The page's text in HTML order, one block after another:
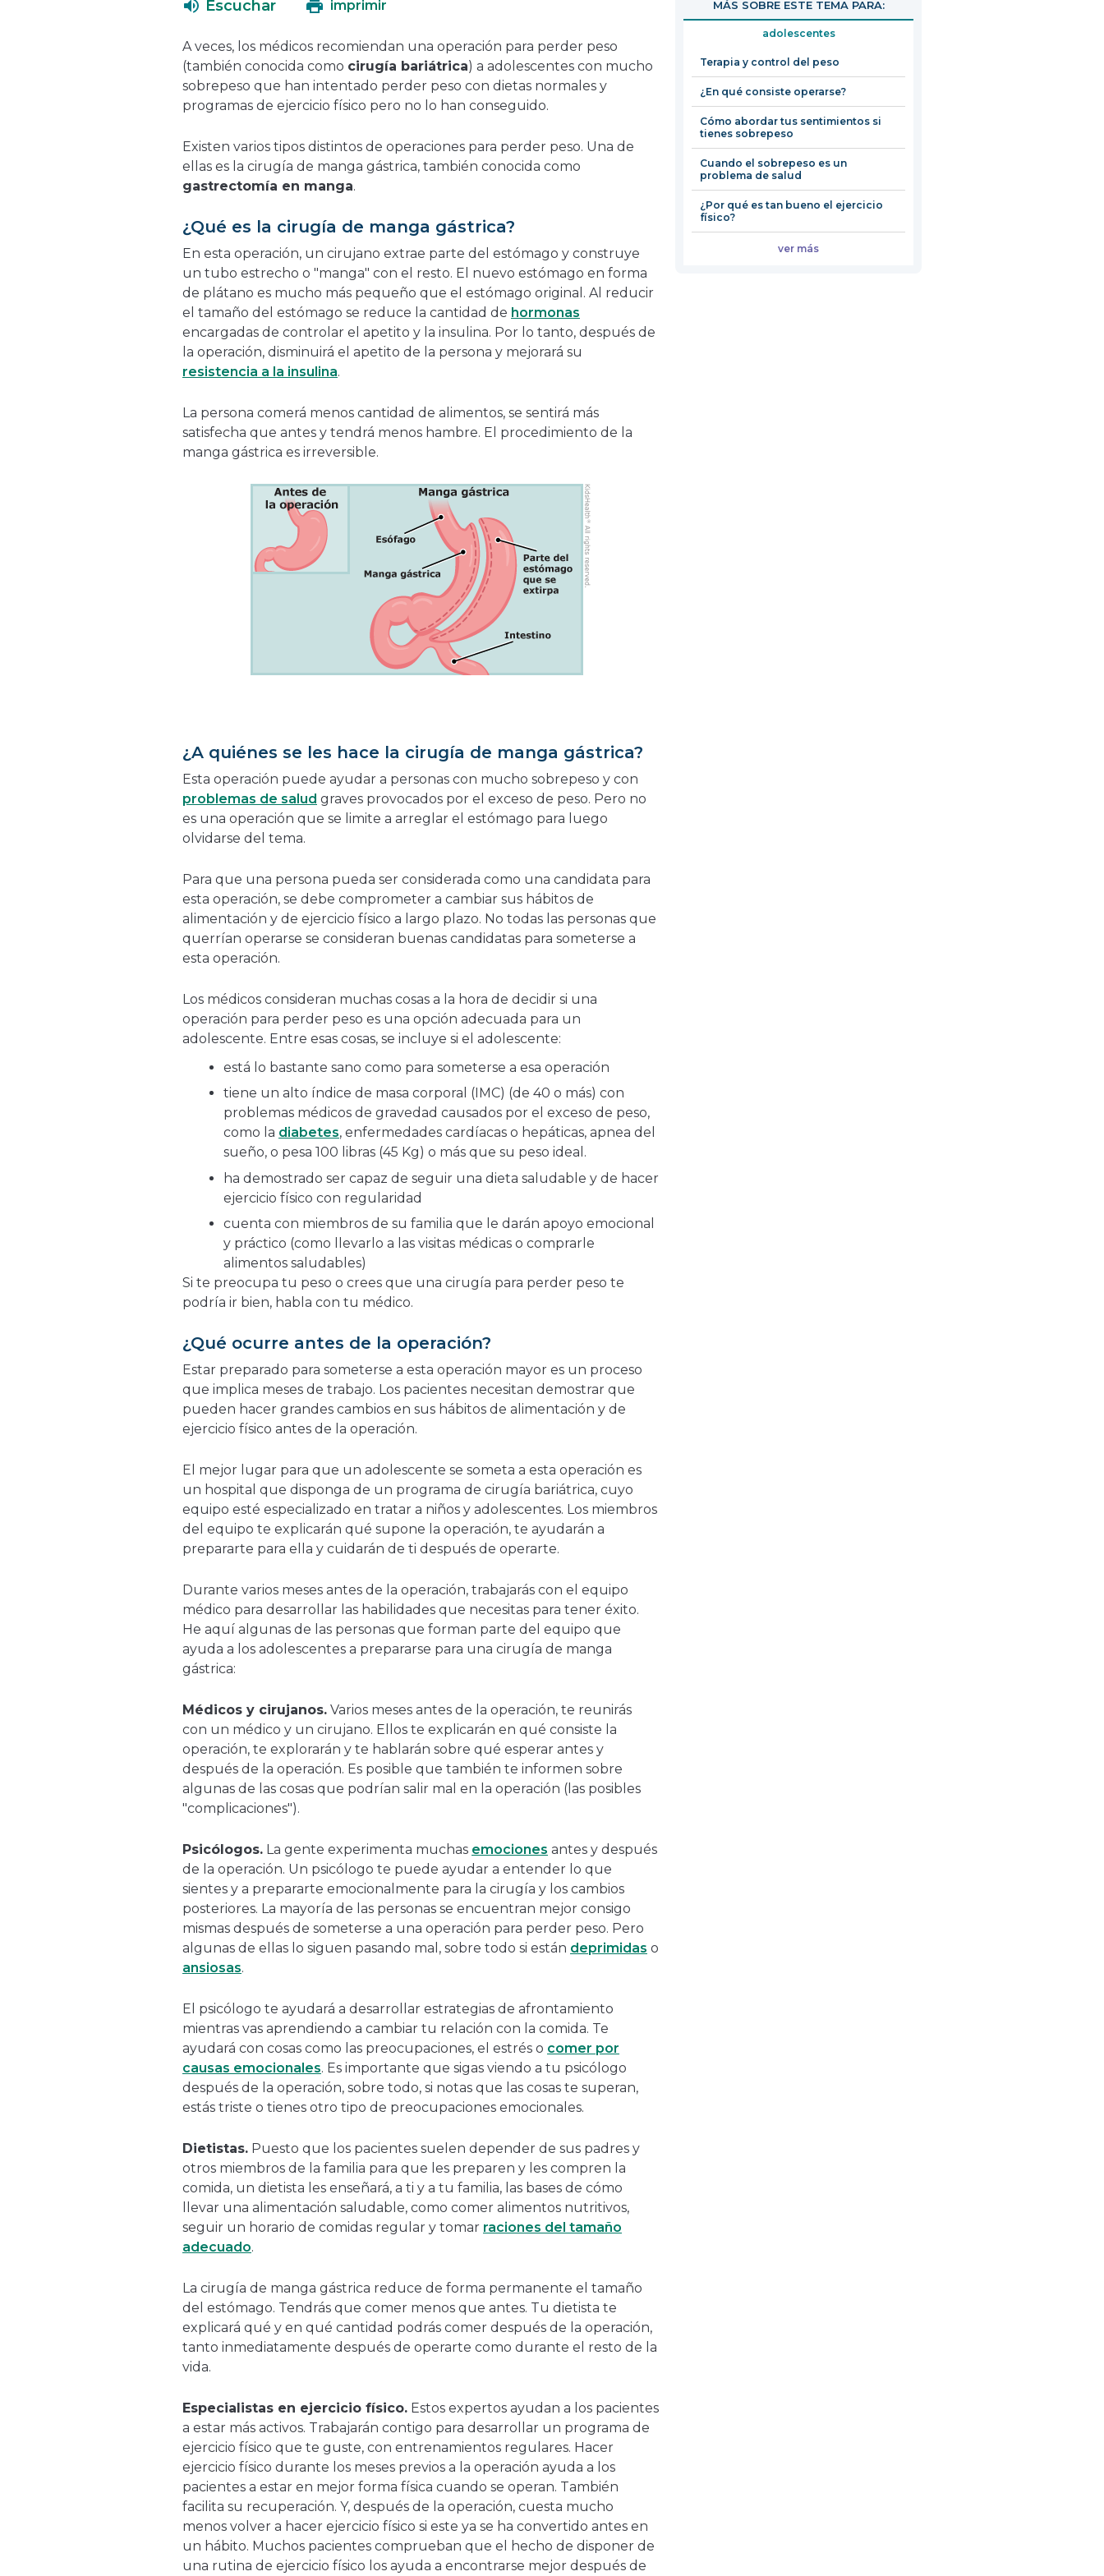
nueva
ventana
Escuchar imprimir
A veces, los médicos recomiendan una operación para perder peso
(también conocida como cirugía bariátrica) a adolescentes con mucho
sobrepeso que han intentado perder peso con dietas normales y
programas de ejercicio físico pero no lo han conseguido.
Existen varios tipos distintos de operaciones para perder peso. Una de
ellas es la cirugía de manga gástrica, también conocida como
gastrectomía en manga.
¿Qué es la cirugía de manga gástrica?
En esta operación, un cirujano extrae parte del estómago y construye
un tubo estrecho o "manga" con el resto. El nuevo estómago en forma
de plátano es mucho más pequeño que el estómago original. Al reducir
el tamaño del estómago se reduce la cantidad de hormonas
encargadas de controlar el apetito y la insulina. Por lo tanto, después de
la operación, disminuirá el apetito de la persona y mejorará su
resistencia a la insulina.
La persona comerá menos cantidad de alimentos, se sentirá más
satisfecha que antes y tendrá menos hambre. El procedimiento de la
manga gástrica es irreversible.
¿A quiénes se les hace la cirugía de manga gástrica?
Esta operación puede ayudar a personas con mucho sobrepeso y con
problemas de salud graves provocados por el exceso de peso. Pero no
es una operación que se limite a arreglar el estómago para luego
olvidarse del tema.
Para que una persona pueda ser considerada como una candidata para
esta operación, se debe comprometer a cambiar sus hábitos de
alimentación y de ejercicio físico a largo plazo. No todas las personas que
querrían operarse se consideran buenas candidatas para someterse a
esta operación.
Los médicos consideran muchas cosas a la hora de decidir si una
operación para perder peso es una opción adecuada para un
adolescente. Entre esas cosas, se incluye si el adolescente:
está lo bastante sano como para someterse a esa operación
tiene un alto índice de masa corporal (IMC) (de 40 o más) con
problemas médicos de gravedad causados por el exceso de peso,
como la diabetes, enfermedades cardíacas o hepáticas, apnea del
sueño, o pesa 100 libras (45 Kg) o más que su peso ideal.
ha demostrado ser capaz de seguir una dieta saludable y de hacer
ejercicio físico con regularidad
cuenta con miembros de su familia que le darán apoyo emocional
y práctico (como llevarlo a las visitas médicas o comprarle
alimentos saludables)
Si te preocupa tu peso o crees que una cirugía para perder peso te
podría ir bien, habla con tu médico.
¿Qué ocurre antes de la operación?
Estar preparado para someterse a esta operación mayor es un proceso
que implica meses de trabajo. Los pacientes necesitan demostrar que
pueden hacer grandes cambios en sus hábitos de alimentación y de
ejercicio físico antes de la operación.
El mejor lugar para que un adolescente se someta a esta operación es
un hospital que disponga de un programa de cirugía bariátrica, cuyo
equipo esté especializado en tratar a niños y adolescentes. Los miembros
del equipo te explicarán qué supone la operación, te ayudarán a
prepararte para ella y cuidarán de ti después de operarte.
Durante varios meses antes de la operación, trabajarás con el equipo
médico para desarrollar las habilidades que necesitas para tener éxito.
He aquí algunas de las personas que forman parte del equipo que
ayuda a los adolescentes a prepararse para una cirugía de manga
gástrica:
Médicos y cirujanos. Varios meses antes de la operación, te reunirás
con un médico y un cirujano. Ellos te explicarán en qué consiste la
operación, te explorarán y te hablarán sobre qué esperar antes y
después de la operación. Es posible que también te informen sobre
algunas de las cosas que podrían salir mal en la operación (las posibles
"complicaciones").
Psicólogos. La gente experimenta muchas emociones antes y después
de la operación. Un psicólogo te puede ayudar a entender lo que
sientes y a prepararte emocionalmente para la cirugía y los cambios
posteriores. La mayoría de las personas se encuentran mejor consigo
mismas después de someterse a una operación para perder peso. Pero
algunas de ellas lo siguen pasando mal, sobre todo si están deprimidas o
ansiosas.
El psicólogo te ayudará a desarrollar estrategias de afrontamiento
mientras vas aprendiendo a cambiar tu relación con la comida. Te
ayudará con cosas como las preocupaciones, el estrés o comer por
causas emocionales. Es importante que sigas viendo a tu psicólogo
después de la operación, sobre todo, si notas que las cosas te superan,
estás triste o tienes otro tipo de preocupaciones emocionales.
Dietistas. Puesto que los pacientes suelen depender de sus padres y
otros miembros de la familia para que les preparen y les compren la
comida, un dietista les enseñará, a ti y a tu familia, las bases de cómo
llevar una alimentación saludable, como comer alimentos nutritivos,
seguir un horario de comidas regular y tomar raciones del tamaño
adecuado.
La cirugía de manga gástrica reduce de forma permanente el tamaño
del estómago. Tendrás que comer menos que antes. Tu dietista te
explicará qué y en qué cantidad podrás comer después de la operación,
tanto inmediatamente después de operarte como durante el resto de la
vida.
Especialistas en ejercicio físico. Estos expertos ayudan a los pacientes
a estar más activos. Trabajarán contigo para desarrollar un programa de
ejercicio físico que te guste, con entrenamientos regulares. Hacer
ejercicio físico durante los meses previos a la operación ayuda a los
pacientes a estar en mejor forma física cuando se operan. También
facilita su recuperación. Y, después de la operación, cuesta mucho
menos volver a hacer ejercicio físico si este ya se ha convertido antes en
un hábito. Muchos pacientes comprueban que el hecho de disponer de
una rutina de ejercicio físico los ayuda a encontrarse mejor después de
MÁS SOBRE ESTE TEMA PARA:
adolescentes
Terapia y control del peso
¿En qué consiste operarse?
Cómo abordar tus sentimientos si
tienes sobrepeso
Cuando el sobrepeso es un
problema de salud
¿Por qué es tan bueno el ejercicio
físico?
ver más